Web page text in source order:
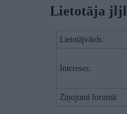
Lietotāja
Lietotājvārds:
Intereses:
Ziņojumi forumā: